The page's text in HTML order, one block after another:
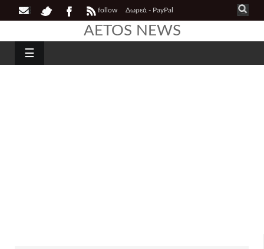
follow Δωρεά - PayPal
AETOS NEWS
☰